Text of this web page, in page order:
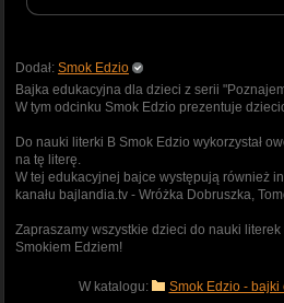
Dodał: Smok Edzio
Bajka edukacyjna dla dzieci z serii
W tym odcinku Smok Edzio prezentuje
Do nauki literki B Smok Edzio wykorzystał
na tę literę.
W tej edukacyjnej bajce występują również
kanału bajlandia.tv - Wróżka Dobruszka,
Zapraszamy wszystkie dzieci do nauki
Smokiem Edziem!
W katalogu: Smok Edzio -